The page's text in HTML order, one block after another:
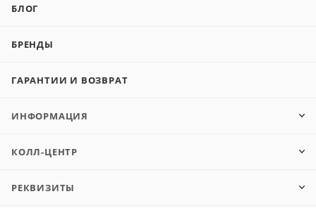
БЛОГ
БРЕНДЫ
ГАРАНТИИ И ВОЗВРАТ
ИНФОРМАЦИЯ
КОЛЛ-ЦЕНТР
РЕКВИЗИТЫ